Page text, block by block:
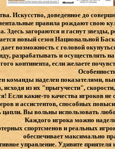
Искусство, доведенное до
правила рождают свою
Здесь загораются и гаснут
новый сезон Национальной
возможность с головой
разрабатывать и
континента, если желаете
команды наделен показателями,
исходя из их "прыгучести",
Если какие-то качества игроков
и ассистентов, способных
Вы вольны использовать
Каждого игрока можно
спортсменов и реальных
обеспечивает максимально
управление. Удивите